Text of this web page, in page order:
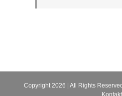
Copyright2026 | All Rights
Kontakt